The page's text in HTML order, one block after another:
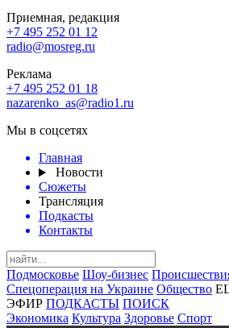
Приемная, редакция
+7 495 252 01 12
radio@mosreg.ru
Реклама
+7 495 252 01 18
nazarenko_as@radio1.ru
Мы в соцсетях
Главная
Новости
Сюжеты
Трансляция
Подкасты
Контакты
Подмосковье Шоу-бизнес
Спецоперация на Украине Общество
ЭФИР ПОДКАСТЫ ПОИСК
Экономика Культура Здоровье Спорт